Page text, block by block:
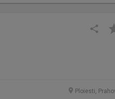
Ploiesti,